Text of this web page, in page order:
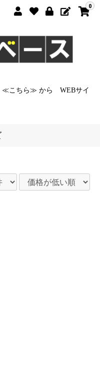
0
≪こちら≫ から WEBサイト